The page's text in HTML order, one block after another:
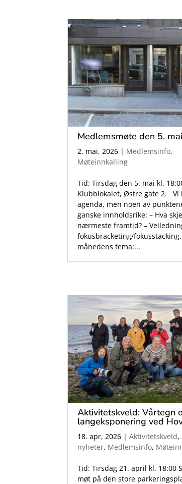
Medlemsmøte den 5. mai
2. mai, 2026 | Medlemsinfo,
Møteinnkalling
Tid: Tirsdag den 5. mai kl.
Klubblokalet, Østre gate 2. Vi
agenda, men noen av
ganske innholdsrike: – Hva
nærmeste framtid? –
fokusbracketing/
månedens tema:...
Aktivitetskveld: Vårtegn
langeksponering ved
18. apr, 2026 |Aktivitetskveld,
nyheter, Medlemsinfo,
Tid: Tirsdag 21. april kl. 18:00
møt på den store